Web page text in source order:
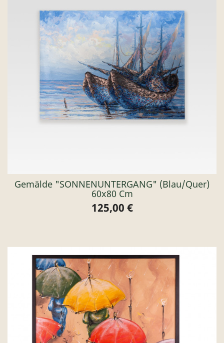
Gemälde "SONNENUNTERGANG" (blau/quer)
60x80 Cm
Preis
125,00 €